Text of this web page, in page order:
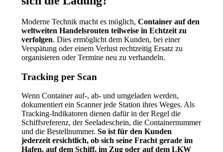
Moderne Technik macht es möglich, Container auf den
weltweiten Handelsrouten teilweise in Echtzeit zu
verfolgen. Dies ermöglicht dem Kunden, bei einer
Verspätung oder einem Verlust rechtzeitig Ersatz zu
organisieren oder Termine neu zu verhandeln.
Tracking per Scan
Wenn Container auf-, ab- und umgeladen werden,
dokumentiert ein Scanner jede Station ihres Weges. Als
Tracking-Indikatoren dienen dafür in der Regel die
Schiffsreferenz, der Seeladeschein, die Containernummer
und die Bestellnummer. So ist für den Kunden
jederzeit ersichtlich, ob sich seine Fracht gerade im
Hafen, auf dem Schiff, im Zug oder auf dem LKW